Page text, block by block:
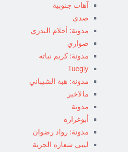
آهات جنوبية
صدى
مدونة: أحلام البدري
صواري
مدونة: كريم نباته
Tuegly
مدونة: هبة الشيباني
مالاخير
مدونة
أبوغرارة
مدونة: رواد رضوان
ليبي شعاره الحرية